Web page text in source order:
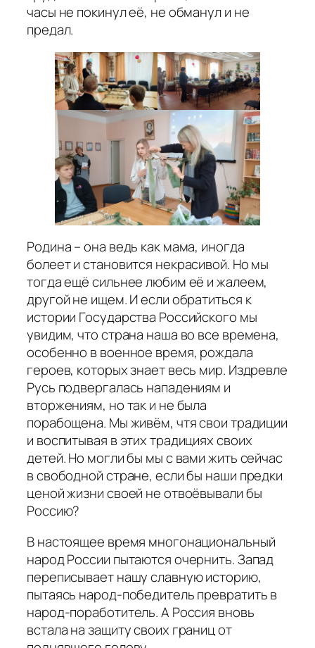
часы не покинул её, не обманул и не
предал.
Родина – она ведь как мама, иногда
болеет и становится некрасивой. Но мы
тогда ещё сильнее любим её и жалеем,
другой не ищем. И если обратиться к
истории Государства Российского мы
увидим, что страна наша во все времена,
особенно в военное время, рождала
героев, которых знает весь мир. Издревле
Русь подвергалась нападениям и
вторжениям, но так и не была
порабощена. Мы живём, чтя свои традиции
и воспитывая в этих традициях своих
детей. Но могли бы мы с вами жить сейчас
в свободной стране, если бы наши предки
ценой жизни своей не отвоёвывали бы
Россию?
В настоящее время многонациональный
народ России пытаются очернить. Запад
переписывает нашу славную историю,
пытаясь народ-победитель превратить в
народ-поработитель. А Россия вновь
встала на защиту своих границ от